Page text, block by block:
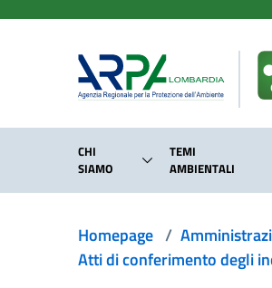
CHI
SIAMO
TEMI
AMBIENTALI
Homepage /
Atti di conferimento degli